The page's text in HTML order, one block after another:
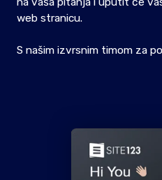
web stranicu.
S našim izvrsnim timom za